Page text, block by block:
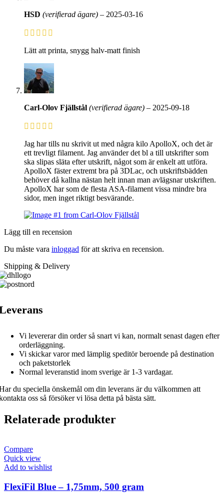
HSD (verifierad ägare) – 2025-03-16
Lätt att printa, snygg halv-matt finish
Carl-Olov Fjällstål (verifierad ägare) – 2025-09-18
Jag har tills nu skrivit ut med några kilo ApolloX, och det är
ett trevligt filament. Jag använder det bl a till utskrifter som
ska slipas släta efter utskrift, något som är enkelt att utföra.
ApolloX fäster extremt bra på 3DLac, och utskriftsbädden
behöver då kallna nästan helt innan man avlägsnar utskriften.
ApolloX har som de flesta ASA-filament vissa mindre bra
sidor, men inget riktigt besvärande.
Lägg till en recension
Du måste vara inloggad för att skriva en recension.
Shipping & Delivery
Vi levererar din order så snart vi kan, normalt senast dagen efter
orderläggning.
Vi skickar varor med lämplig speditör beroende på destination
och paketstorlek
Normal leveranstid inom sverige är 1-3 vardagar.
du speciella önskemål om din leverans är du välkommen att
oss så försöker vi lösa detta på bästa sätt.
Relaterade produkter
Compare
Quick view
Add to wishlist
FlexiFil Blue – 1,75mm, 500 gram